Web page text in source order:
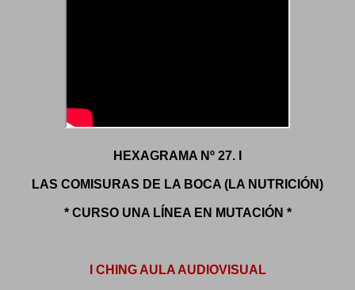
HEXAGRAMA Nº 27. I
LAS COMISURAS DE LA BOCA (LA NUTRICIÓN)
* CURSO UNA LÍNEA EN MUTACIÓN *
I CHING AULA AUDIOVISUAL